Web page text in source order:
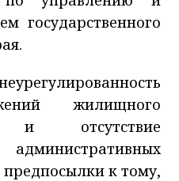
государственного
жилищного
и отсутствие
предпосылки к тому,